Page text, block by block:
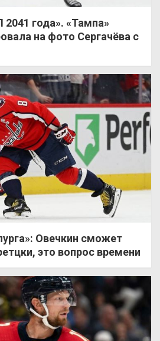
года». «Тампа»
на фото Сергачёва с
Овечкин сможет
это вопрос времени